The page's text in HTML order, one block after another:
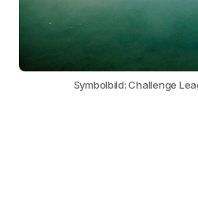
Symbolbild: Challenge